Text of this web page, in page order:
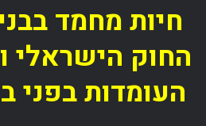
חיות מחמד
החוק הישראלי
העומדות בפני